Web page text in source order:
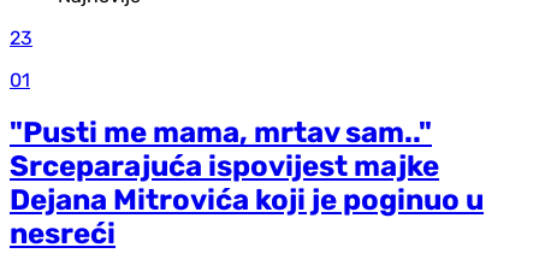
23
01
"Pusti me mama, mrtav sam.."
Srceparajuća ispovijest majke
Dejana Mitrovića koji je poginuo u
nesreći